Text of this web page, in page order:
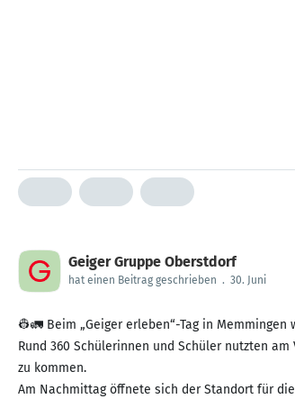
Geiger Gruppe Oberstdorf
hat einen Beitrag geschrieben . 30. Juni
👷🚛 Beim „Geiger erleben“-Tag in
Rund 360 Schülerinnen und Schüler nutzten
zu kommen.
Am Nachmittag öffnete sich der Standort für